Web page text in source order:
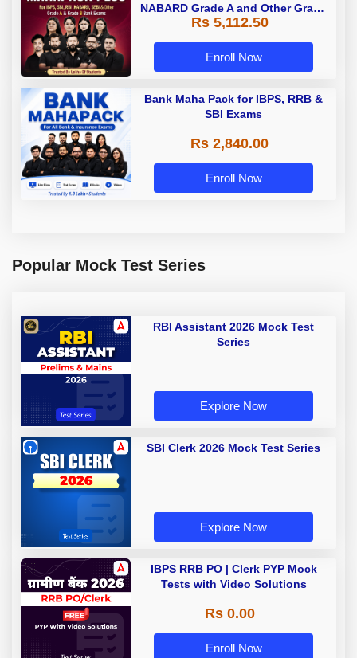
NABARD Grade A and Other Grade
A & Grade B Bank Exams
Rs 5,112.50
Enroll Now
Bank Maha Pack for IBPS, RRB &
SBI Exams
Rs 2,840.00
Enroll Now
Popular Mock Test Series
RBI Assistant 2026 Mock Test
Series
Explore Now
SBI Clerk 2026 Mock Test Series
Explore Now
IBPS RRB PO | Clerk PYP Mock
Tests with Video Solutions
Rs 0.00
Enroll Now